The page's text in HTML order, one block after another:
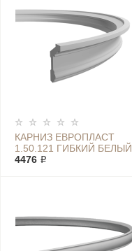
КАРНИЗ ЕВРОПЛАСТ
1.50.121 ГИБКИЙ БЕЛЫЙ
4476 ₽